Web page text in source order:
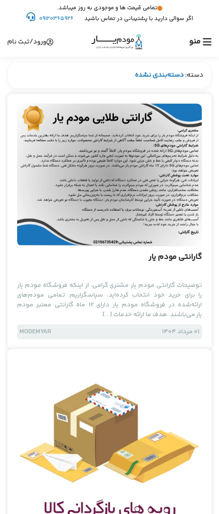
تمامی قیمت ها و موجودی به روز میباشد.
اگر سوالی دارید با پشتیبانی در تماس باشید
09120365926
منو ورود/ثبت نام
دسته:دسته‌بندی نشده
دسته‌بندی نشده
گارانتی مودم یار
توضیحات گارانتی مودم یار مشتری گرامی، از اینکه فروشگاه مودم یار
را برای خرید خود انتخاب کرده‌اید، سپاسگزاریم. تمامی مودم‌های
ارائه‌شده در فروشگاه مودم یار دارای ۱۲ ماه گارانتی معتبر مودم
یار می‌باشند. هدف ما ارائه خدمات […]
01 مرداد 1404
MODEMYAR